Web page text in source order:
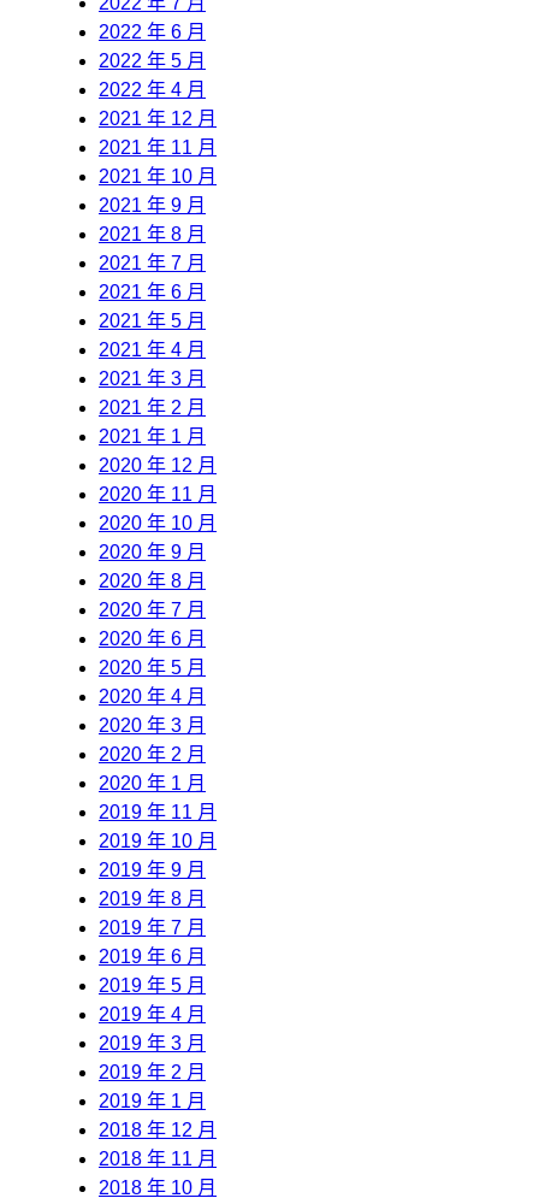
2022 年 6 月
2022 年 5 月
2022 年 4 月
2021 年 12 月
2021 年 11 月
2021 年 10 月
2021 年 9 月
2021 年 8 月
2021 年 7 月
2021 年 6 月
2021 年 5 月
2021 年 4 月
2021 年 3 月
2021 年 2 月
2021 年 1 月
2020 年 12 月
2020 年 11 月
2020 年 10 月
2020 年 9 月
2020 年 8 月
2020 年 7 月
2020 年 6 月
2020 年 5 月
2020 年 4 月
2020 年 3 月
2020 年 2 月
2020 年 1 月
2019 年 11 月
2019 年 10 月
2019 年 9 月
2019 年 8 月
2019 年 7 月
2019 年 6 月
2019 年 5 月
2019 年 4 月
2019 年 3 月
2019 年 2 月
2019 年 1 月
2018 年 12 月
2018 年 11 月
2018 年 10 月